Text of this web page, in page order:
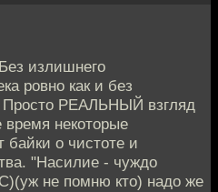
излишнего
ровно как и без
РЕАЛЬНЫЙ взгляд
некоторые
байки о чистоте и
"Насилие - чуждо
не помню кто) надо же